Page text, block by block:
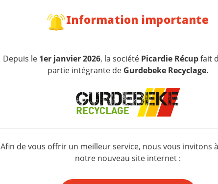
Information importante
Depuis le 1er janvier 2026, la société Picardie Récupfait
partie intégrante de Gurdebeke Recyclage.
Afin de vous offrir un meilleur service, nous vous invitons
notre nouveau site internet :